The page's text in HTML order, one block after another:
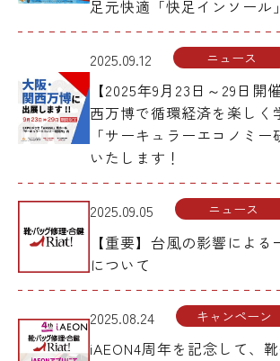
2026年7月
2026年5月
2026年4月
2026年3月
2026年2月
2026年1月
2025年12月
2025年11月
2025年10月
2025年9月
足元快適「快足インソール
2025.09.12 ニュース
【2025年9月23日～29日開
西万博で循環経済を楽しく
「サーキュラーエコノミ
いたします！
2025.09.05 ニュース
【重要】台風の影響によ
について
2025.08.24 キャンペーン
iAEON4周年を記念して、